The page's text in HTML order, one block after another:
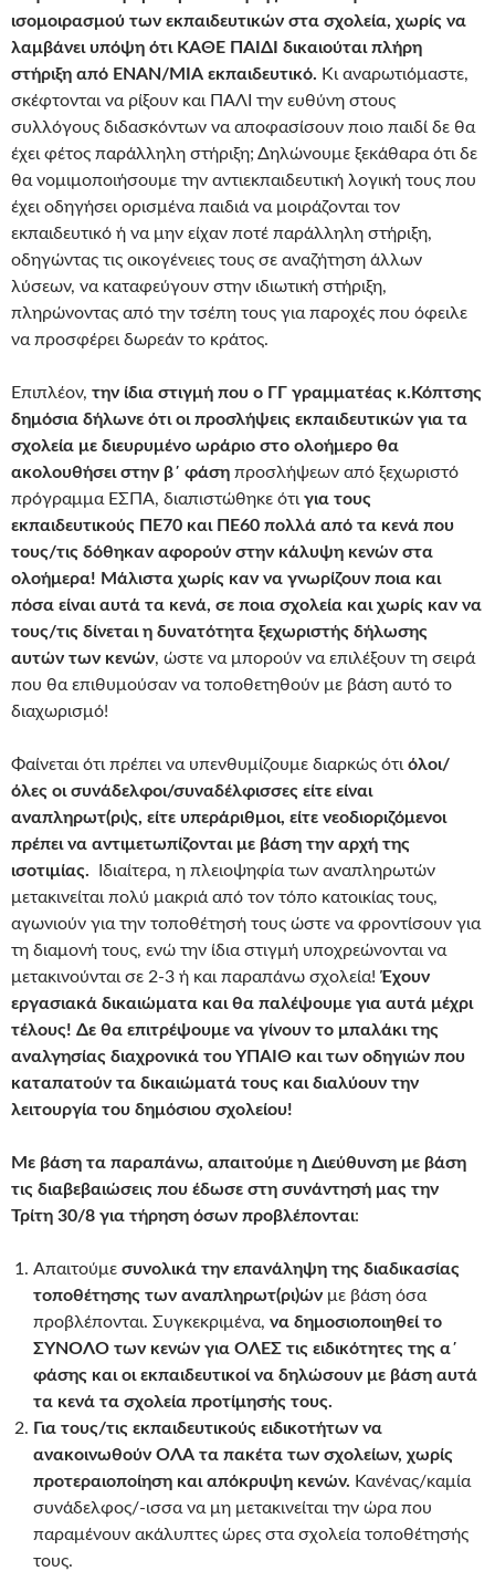
ισομοιρασμού των εκπαιδευτικών στα σχολεία, χωρίς να
λαμβάνει υπόψη ότι ΚΑΘΕ ΠΑΙΔΙ δικαιούται πλήρη
στήριξη από ΕΝΑΝ/ΜΙΑ εκπαιδευτικό. Κι αναρωτιόμαστε,
σκέφτονται να ρίξουν και ΠΑΛΙ την ευθύνη στους
συλλόγους διδασκόντων να αποφασίσουν ποιο παιδί δε θα
έχει φέτος παράλληλη στήριξη; Δηλώνουμε ξεκάθαρα ότι δε
θα νομιμοποιήσουμε την αντιεκπαιδευτική λογική τους που
έχει οδηγήσει ορισμένα παιδιά να μοιράζονται τον
εκπαιδευτικό ή να μην είχαν ποτέ παράλληλη στήριξη,
οδηγώντας τις οικογένειες τους σε αναζήτηση άλλων
λύσεων, να καταφεύγουν στην ιδιωτική στήριξη,
πληρώνοντας από την τσέπη τους για παροχές που όφειλε
να προσφέρει δωρεάν το κράτος.
Επιπλέον, την ίδια στιγμή που ο ΓΓ γραμματέας κ.Κόπτσης
δημόσια δήλωνε ότι οι προσλήψεις εκπαιδευτικών για τα
σχολεία με διευρυμένο ωράριο στο ολοήμερο θα
ακολουθήσει στην β΄ φάση προσλήψεων από ξεχωριστό
πρόγραμμα ΕΣΠΑ, διαπιστώθηκε ότι για τους
εκπαιδευτικούς ΠΕ70 και ΠΕ60 πολλά από τα κενά που
τους/τις δόθηκαν αφορούν στην κάλυψη κενών στα
ολοήμερα! Μάλιστα χωρίς καν να γνωρίζουν ποια και
πόσα είναι αυτά τα κενά, σε ποια σχολεία και χωρίς καν να
τους/τις δίνεται η δυνατότητα ξεχωριστής δήλωσης
αυτών των κενών, ώστε να μπορούν να επιλέξουν τη σειρά
που θα επιθυμούσαν να τοποθετηθούν με βάση αυτό το
διαχωρισμό!
Φαίνεται ότι πρέπει να υπενθυμίζουμε διαρκώς ότι όλοι/
όλες οι συνάδελφοι/συναδέλφισσες είτε είναι
αναπληρωτ(ρι)ς, είτε υπεράριθμοι, είτε νεοδιοριζόμενοι
πρέπει να αντιμετωπίζονται με βάση την αρχή της
ισοτιμίας. Ιδιαίτερα, η πλειοψηφία των αναπληρωτών
μετακινείται πολύ μακριά από τον τόπο κατοικίας τους,
αγωνιούν για την τοποθέτησή τους ώστε να φροντίσουν για
τη διαμονή τους, ενώ την ίδια στιγμή υποχρεώνονται να
μετακινούνται σε 2-3 ή και παραπάνω σχολεία! Έχουν
εργασιακά δικαιώματα και θα παλέψουμε για αυτά μέχρι
τέλους! Δε θα επιτρέψουμε να γίνουν το μπαλάκι της
αναλγησίας διαχρονικά του ΥΠΑΙΘ και των οδηγιών που
καταπατούν τα δικαιώματά τους και διαλύουν την
λειτουργία του δημόσιου σχολείου!
Με βάση τα παραπάνω, απαιτούμε η Διεύθυνση με βάση
τις διαβεβαιώσεις που έδωσε στη συνάντησή μας την
Τρίτη 30/8 για τήρηση όσων προβλέπονται:
Απαιτούμε συνολικά την επανάληψη της διαδικασίας
τοποθέτησης των αναπληρωτ(ρι)ών με βάση όσα
προβλέπονται. Συγκεκριμένα, να δημοσιοποιηθεί το
ΣΥΝΟΛΟ των κενών για ΟΛΕΣ τις ειδικότητες της α΄
φάσης και οι εκπαιδευτικοί να δηλώσουν με βάση αυτά
τα κενά τα σχολεία προτίμησής τους.
Για τους/τις εκπαιδευτικούς ειδικοτήτων να
ανακοινωθούν ΟΛΑ τα πακέτα των σχολείων, χωρίς
προτεραιοποίηση και απόκρυψη κενών. Κανένας/καμία
συνάδελφος/-ισσα να μη μετακινείται την ώρα που
παραμένουν ακάλυπτες ώρες στα σχολεία τοποθέτησής
τους.